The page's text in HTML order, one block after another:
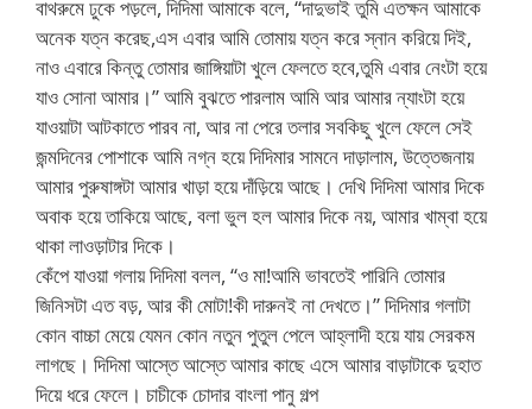
বাথরুমে ঢুকে পড়লে, দিদিমা আমাকে বলে, “দাদুভাই তুমি এতক্ষন আমাকে
অনেক যত্ন করেছ,এস এবার আমি তোমায় যত্ন করে স্নান করিয়ে দিই,
নাও এবারে কিন্তু তোমার জাঙ্গিয়াটা খুলে ফেলতে হবে,তুমি এবার নেংটা হয়ে
যাও সোনা আমার।” আমি বুঝতে পারলাম আমি আর আমার ন্যাংটা হয়ে
যাওয়াটা আটকাতে পারব না, আর না পেরে তলার সবকিছু খুলে ফেলে সেই
জন্মদিনের পোশাকে আমি নগ্ন হয়ে দিদিমার সামনে দাড়ালাম, উত্তেজনায়
আমার পুরুষাঙ্গটা আমার খাড়া হয়ে দাঁড়িয়ে আছে। দেখি দিদিমা আমার দিকে
অবাক হয়ে তাকিয়ে আছে, বলা ভুল হল আমার দিকে নয়, আমার খাম্বা হয়ে
থাকা লাওড়াটার দিকে।
কেঁপে যাওয়া গলায় দিদিমা বলল, “ও মা!আমি ভাবতেই পারিনি তোমার
জিনিসটা এত বড়, আর কী মোটা!কী দারুনই না দেখতে।” দিদিমার গলাটা
কোন বাচ্চা মেয়ে যেমন কোন নতুন পুতুল পেলে আহ্লাদী হয়ে যায় সেরকম
লাগছে। দিদিমা আস্তে আস্তে আমার কাছে এসে আমার বাড়াটাকে দুহাত
দিয়ে ধরে ফেলে। চাচীকে চোদার বাংলা পানু গল্প